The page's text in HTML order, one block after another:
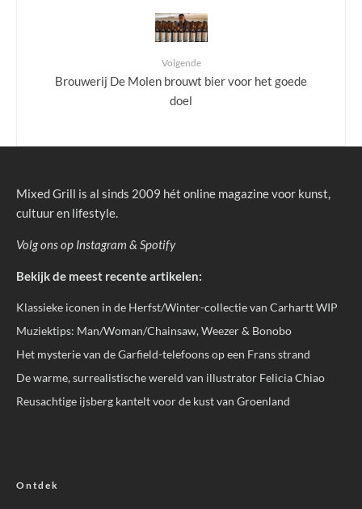
Volgende
Brouwerij De Molen brouwt bier voor het goede
doel
Mixed Grill is al sinds 2009 hét online magazine voor kunst,
cultuur en lifestyle.
Volg ons op Instagram & Spotify
Bekijk de meest recente artikelen:
Klassieke iconen in de Herfst/Winter-collectie van Carhartt WIP
Muziektips: Man/Woman/Chainsaw, Weezer & Bonobo
Het mysterie van de Garfield-telefoons op een Frans strand
De warme, surrealistische wereld van illustrator Felicia Chiao
Reusachtige ijsberg kantelt voor de kust van Groenland
Ontdek